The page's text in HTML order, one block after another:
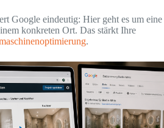
Google eindeutig: Hier geht es um eine
konkreten Ort. Das stärkt Ihre
.